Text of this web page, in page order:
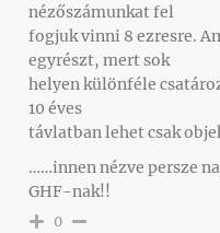
nézőszámunkat fel
fogjuk vinni 8 ezresre.
egyrészt, mert sok
helyen különféle
10 éves
távlatban lehet csak
……innen nézve persze
GHF-nak!!
0